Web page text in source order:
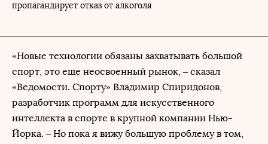
пропагандирует отказ от алкоголя
«Новые технологии обязаны захватывать большой
спорт, это еще неосвоенный рынок, – сказал
«Ведомости. Спорту» Владимир Спиридонов,
разработчик программ для искусственного
интеллекта в спорте в крупной компании Нью-
Йорка. – Но пока я вижу большую проблему в том,